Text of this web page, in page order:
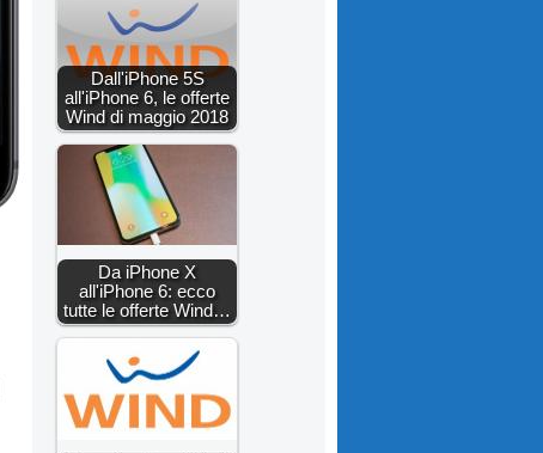
Dall'iPhone 5S
all'iPhone 6, le offerte
Wind di maggio 2018
Da iPhone X
all'iPhone 6: ecco
tutte le offerte Wind…